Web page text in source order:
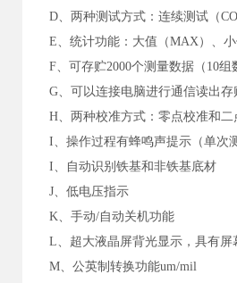
D、两种测试方式：连续测试（
E、统计功能：大值（MAX）、
F、可存贮2000个测量数据（10组
G、可以连接电脑进行通信读出
H、两种校准方式：零点校准和二
I、操作过程有蜂鸣声提示（单次
I、自动识别铁基和非铁基底材
J、低电压指示
K、手动/自动关机功能
L、超大液晶屏背光显示，具有屏
M、公英制转换功能um/mil